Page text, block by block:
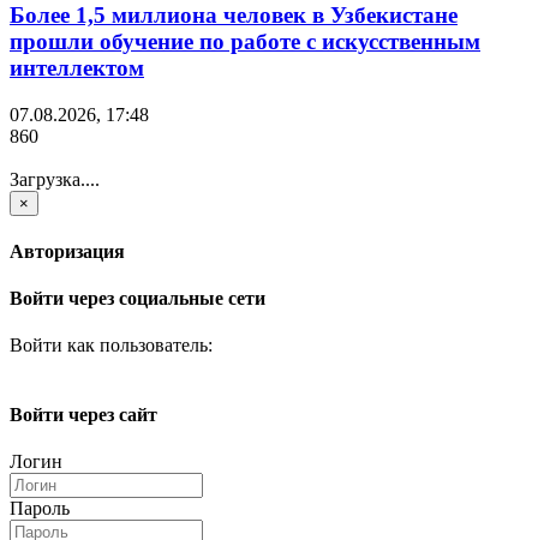
Более 1,5 миллиона человек в Узбекистане
прошли обучение по работе с искусственным
интеллектом
07.08.2026, 17:48
860
Загрузка....
×
Авторизация
Войти через социальные сети
Войти как пользователь:
Войти через сайт
Логин
Пароль